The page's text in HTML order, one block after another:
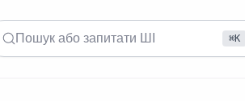
Пошук або запитати ШІ ⌘K